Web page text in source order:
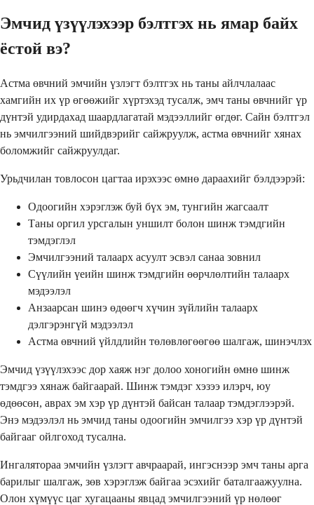
Эмчид үзүүлэхээр бэлтгэх нь ямар байх
ёстой вэ?
Астма өвчний эмчийн үзлэгт бэлтгэх нь таны айлчлалаас
хамгийн их үр өгөөжийг хүртэхэд тусалж, эмч таны өвчнийг үр
дүнтэй удирдахад шаардлагатай мэдээллийг өгдөг. Сайн бэлтгэл
нь эмчилгээний шийдвэрийг сайжруулж, астма өвчнийг хянах
боломжийг сайжруулдаг.
Урьдчилан товлосон цагтаа ирэхээс өмнө дараахийг бэлдээрэй:
Одоогийн хэрэглэж буй бүх эм, тунгийн жагсаалт
Таны оргил урсгалын уншилт болон шинж тэмдгийн
тэмдэглэл
Эмчилгээний талаарх асуулт эсвэл санаа зовнил
Сүүлийн үеийн шинж тэмдгийн өөрчлөлтийн талаарх
мэдээлэл
Анзаарсан шинэ өдөөгч хүчин зүйлийн талаарх
дэлгэрэнгүй мэдээлэл
Астма өвчний үйлдлийн төлөвлөгөөгөө шалгаж, шинэчлэх
Эмчид үзүүлэхээс дор хаяж нэг долоо хоногийн өмнө шинж
тэмдгээ хянаж байгаарай. Шинж тэмдэг хэзээ илэрч, юу
өдөөсөн, аврах эм хэр үр дүнтэй байсан талаар тэмдэглээрэй.
Энэ мэдээлэл нь эмчид таны одоогийн эмчилгээ хэр үр дүнтэй
байгааг ойлгоход тусална.
Ингалятораа эмчийн үзлэгт авчраарай, ингэснээр эмч таны арга
барилыг шалгаж, зөв хэрэглэж байгаа эсэхийг баталгаажуулна.
Олон хүмүүс цаг хугацааны явцад эмчилгээний үр нөлөөг